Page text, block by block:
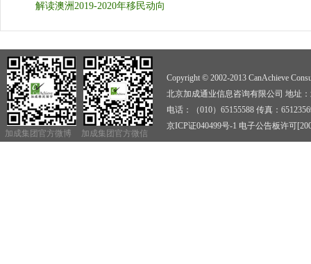
解读澳洲2019-2020年移民动向
加成集团官方微博 加成集团官方微信
Copyright © 2002-2013 CanAchieve
北京加成通业信息咨询有限公司 地址
电话：（010）65155588 传真：
京ICP证040499号-1 电子公告板许可